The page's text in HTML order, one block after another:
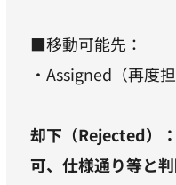
■移動可能先：
・Assigned（再度
却下（Rejected）
可、仕様通り等と判